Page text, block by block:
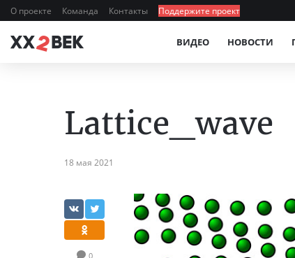
О проекте Команда Контакты Поддержите проект
ВИДЕО НОВОСТИ
Lattice_wave
18 мая 2021
0